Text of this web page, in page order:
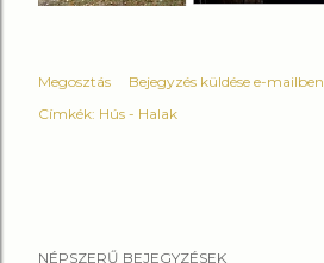
Megosztás
Bejegyzés küldése e-mailben
Címkék: Hús - Halak
NÉPSZERŰ BEJEGYZÉSEK